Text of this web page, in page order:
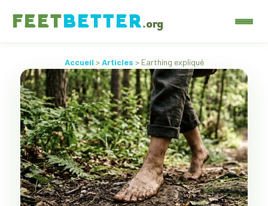
FEETBETTER.org
Accueil >Articles > Earthing expliqué